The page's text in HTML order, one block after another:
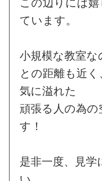
この辺りには
ています。
小規模な教室な
との距離も近
気に溢れた
頑張る人の為の
す！
是非一度、見学